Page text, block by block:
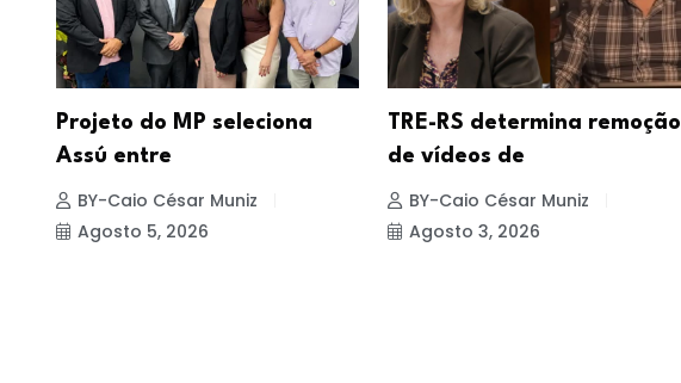
Projeto do MP seleciona
Assú entre
BY-Caio César Muniz
Agosto 5, 2026
TRE-RS determina remoção
de vídeos de
BY-Caio César Muniz
Agosto 3, 2026